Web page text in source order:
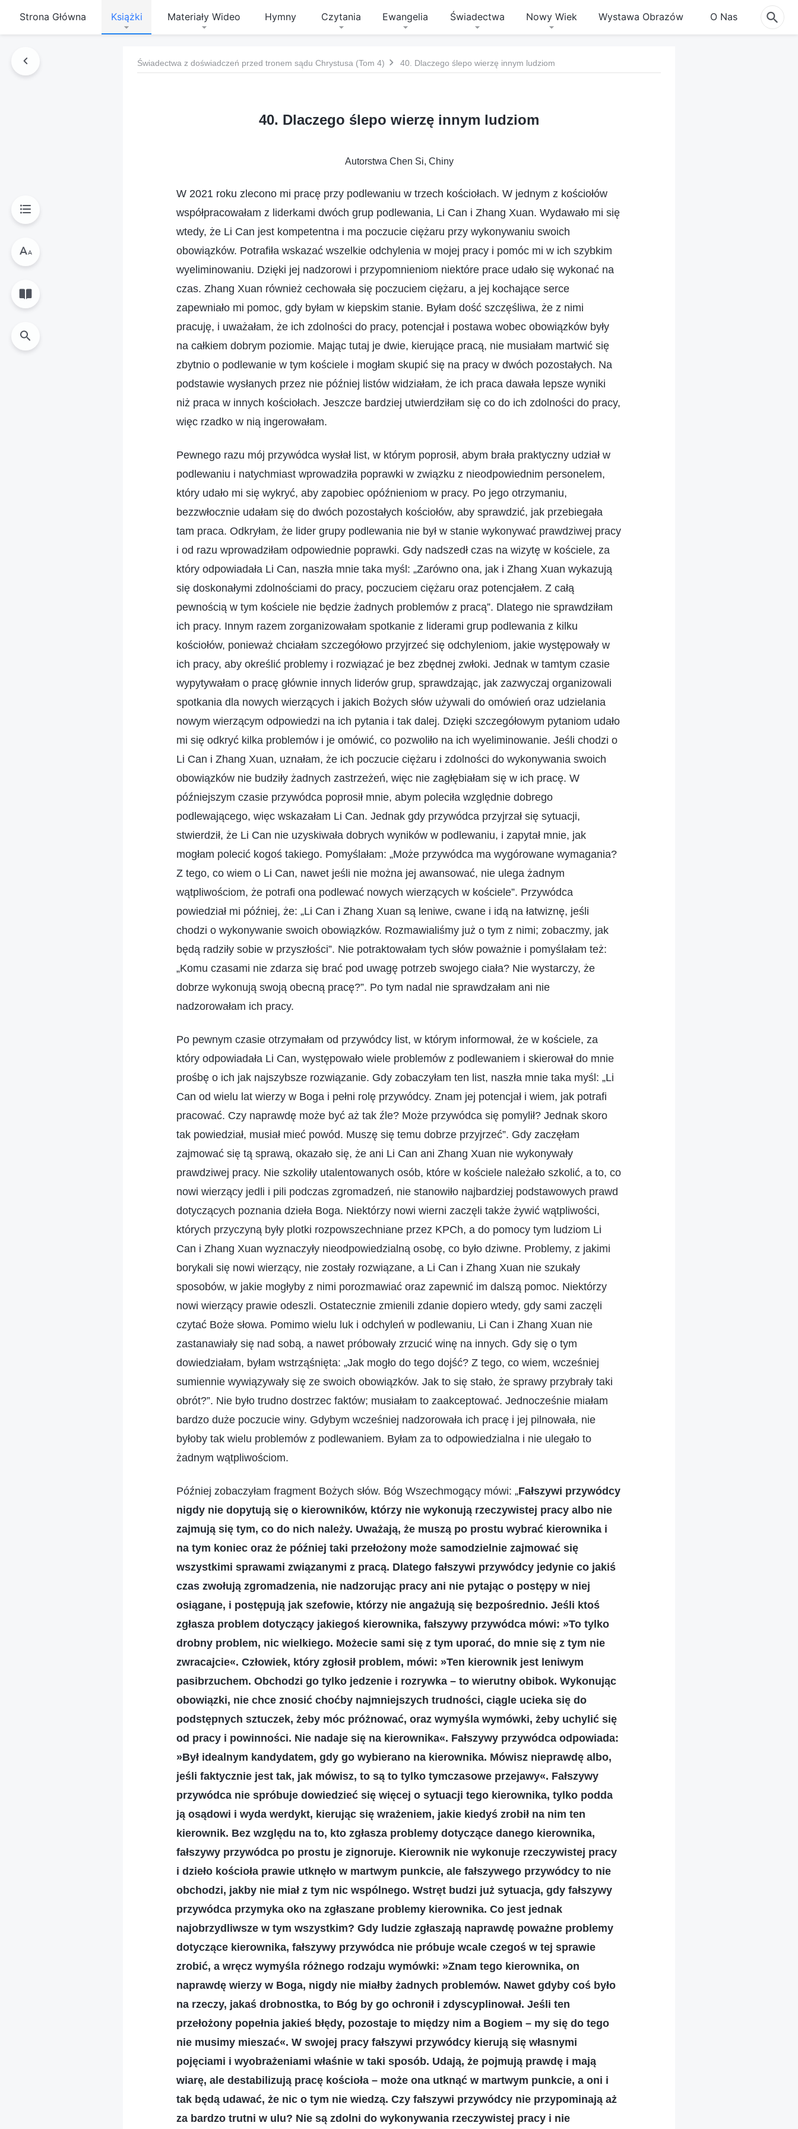
Strona Główna Książki Materiały Wideo Hymny Czytania Ewangelia Świadectwa Nowy Wiek Wystawa Obrazów O Nas
Świadectwa z doświadczeń przed tronem sądu Chrystusa (Tom 4) 40. Dlaczego ślepo wierzę innym ludziom
40. Dlaczego ślepo wierzę innym ludziom
Autorstwa Chen Si, Chiny
W 2021 roku zlecono mi pracę przy podlewaniu w trzech kościołach. W jednym z kościołów
współpracowałam z liderkami dwóch grup podlewania, Li Can i Zhang Xuan. Wydawało mi się
wtedy, że Li Can jest kompetentna i ma poczucie ciężaru przy wykonywaniu swoich
obowiązków. Potrafiła wskazać wszelkie odchylenia w mojej pracy i pomóc mi w ich szybkim
wyeliminowaniu. Dzięki jej nadzorowi i przypomnieniom niektóre prace udało się wykonać na
czas. Zhang Xuan również cechowała się poczuciem ciężaru, a jej kochające serce
zapewniało mi pomoc, gdy byłam w kiepskim stanie. Byłam dość szczęśliwa, że z nimi
pracuję, i uważałam, że ich zdolności do pracy, potencjał i postawa wobec obowiązków były
na całkiem dobrym poziomie. Mając tutaj je dwie, kierujące pracą, nie musiałam martwić się
zbytnio o podlewanie w tym kościele i mogłam skupić się na pracy w dwóch pozostałych. Na
podstawie wysłanych przez nie później listów widziałam, że ich praca dawała lepsze wyniki
niż praca w innych kościołach. Jeszcze bardziej utwierdziłam się co do ich zdolności do pracy,
więc rzadko w nią ingerowałam.
Pewnego razu mój przywódca wysłał list, w którym poprosił, abym brała praktyczny udział w
podlewaniu i natychmiast wprowadziła poprawki w związku z nieodpowiednim personelem,
który udało mi się wykryć, aby zapobiec opóźnieniom w pracy. Po jego otrzymaniu,
bezzwłocznie udałam się do dwóch pozostałych kościołów, aby sprawdzić, jak przebiegała
tam praca. Odkryłam, że lider grupy podlewania nie był w stanie wykonywać prawdziwej pracy
i od razu wprowadziłam odpowiednie poprawki. Gdy nadszedł czas na wizytę w kościele, za
który odpowiadała Li Can, naszła mnie taka myśl: „Zarówno ona, jak i Zhang Xuan wykazują
się doskonałymi zdolnościami do pracy, poczuciem ciężaru oraz potencjałem. Z całą
pewnością w tym kościele nie będzie żadnych problemów z pracą”. Dlatego nie sprawdziłam
ich pracy. Innym razem zorganizowałam spotkanie z liderami grup podlewania z kilku
kościołów, ponieważ chciałam szczegółowo przyjrzeć się odchyleniom, jakie występowały w
ich pracy, aby określić problemy i rozwiązać je bez zbędnej zwłoki. Jednak w tamtym czasie
wypytywałam o pracę głównie innych liderów grup, sprawdzając, jak zazwyczaj organizowali
spotkania dla nowych wierzących i jakich Bożych słów używali do omówień oraz udzielania
nowym wierzącym odpowiedzi na ich pytania i tak dalej. Dzięki szczegółowym pytaniom udało
mi się odkryć kilka problemów i je omówić, co pozwoliło na ich wyeliminowanie. Jeśli chodzi o
Li Can i Zhang Xuan, uznałam, że ich poczucie ciężaru i zdolności do wykonywania swoich
obowiązków nie budziły żadnych zastrzeżeń, więc nie zagłębiałam się w ich pracę. W
późniejszym czasie przywódca poprosił mnie, abym poleciła względnie dobrego
podlewającego, więc wskazałam Li Can. Jednak gdy przywódca przyjrzał się sytuacji,
stwierdził, że Li Can nie uzyskiwała dobrych wyników w podlewaniu, i zapytał mnie, jak
mogłam polecić kogoś takiego. Pomyślałam: „Może przywódca ma wygórowane wymagania?
Z tego, co wiem o Li Can, nawet jeśli nie można jej awansować, nie ulega żadnym
wątpliwościom, że potrafi ona podlewać nowych wierzących w kościele”. Przywódca
powiedział mi później, że: „Li Can i Zhang Xuan są leniwe, cwane i idą na łatwiznę, jeśli
chodzi o wykonywanie swoich obowiązków. Rozmawialiśmy już o tym z nimi; zobaczmy, jak
będą radziły sobie w przyszłości”. Nie potraktowałam tych słów poważnie i pomyślałam też:
„Komu czasami nie zdarza się brać pod uwagę potrzeb swojego ciała? Nie wystarczy, że
dobrze wykonują swoją obecną pracę?”. Po tym nadal nie sprawdzałam ani nie
nadzorowałam ich pracy.
Po pewnym czasie otrzymałam od przywódcy list, w którym informował, że w kościele, za
który odpowiadała Li Can, występowało wiele problemów z podlewaniem i skierował do mnie
prośbę o ich jak najszybsze rozwiązanie. Gdy zobaczyłam ten list, naszła mnie taka myśl: „Li
Can od wielu lat wierzy w Boga i pełni rolę przywódcy. Znam jej potencjał i wiem, jak potrafi
pracować. Czy naprawdę może być aż tak źle? Może przywódca się pomylił? Jednak skoro
tak powiedział, musiał mieć powód. Muszę się temu dobrze przyjrzeć”. Gdy zaczęłam
zajmować się tą sprawą, okazało się, że ani Li Can ani Zhang Xuan nie wykonywały
prawdziwej pracy. Nie szkoliły utalentowanych osób, które w kościele należało szkolić, a to, co
nowi wierzący jedli i pili podczas zgromadzeń, nie stanowiło najbardziej podstawowych prawd
dotyczących poznania dzieła Boga. Niektórzy nowi wierni zaczęli także żywić wątpliwości,
których przyczyną były plotki rozpowszechniane przez KPCh, a do pomocy tym ludziom Li
Can i Zhang Xuan wyznaczyły nieodpowiedzialną osobę, co było dziwne. Problemy, z jakimi
borykali się nowi wierzący, nie zostały rozwiązane, a Li Can i Zhang Xuan nie szukały
sposobów, w jakie mogłyby z nimi porozmawiać oraz zapewnić im dalszą pomoc. Niektórzy
nowi wierzący prawie odeszli. Ostatecznie zmienili zdanie dopiero wtedy, gdy sami zaczęli
czytać Boże słowa. Pomimo wielu luk i odchyleń w podlewaniu, Li Can i Zhang Xuan nie
zastanawiały się nad sobą, a nawet próbowały zrzucić winę na innych. Gdy się o tym
dowiedziałam, byłam wstrząśnięta: „Jak mogło do tego dojść? Z tego, co wiem, wcześniej
sumiennie wywiązywały się ze swoich obowiązków. Jak to się stało, że sprawy przybrały taki
obrót?”. Nie było trudno dostrzec faktów; musiałam to zaakceptować. Jednocześnie miałam
bardzo duże poczucie winy. Gdybym wcześniej nadzorowała ich pracę i jej pilnowała, nie
byłoby tak wielu problemów z podlewaniem. Byłam za to odpowiedzialna i nie ulegało to
żadnym wątpliwościom.
Później zobaczyłam fragment Bożych słów. Bóg Wszechmogący mówi: „Fałszywi przywódcy
nigdy nie dopytują się o kierowników, którzy nie wykonują rzeczywistej pracy albo nie
zajmują się tym, co do nich należy. Uważają, że muszą po prostu wybrać kierownika i
na tym koniec oraz że później taki przełożony może samodzielnie zajmować się
wszystkimi sprawami związanymi z pracą. Dlatego fałszywi przywódcy jedynie co jakiś
czas zwołują zgromadzenia, nie nadzorując pracy ani nie pytając o postępy w niej
osiągane, i postępują jak szefowie, którzy nie angażują się bezpośrednio. Jeśli ktoś
zgłasza problem dotyczący jakiegoś kierownika, fałszywy przywódca mówi: »To tylko
drobny problem, nic wielkiego. Możecie sami się z tym uporać, do mnie się z tym nie
zwracajcie«. Człowiek, który zgłosił problem, mówi: »Ten kierownik jest leniwym
pasibrzuchem. Obchodzi go tylko jedzenie i rozrywka – to wierutny obibok. Wykonując
obowiązki, nie chce znosić choćby najmniejszych trudności, ciągle ucieka się do
podstępnych sztuczek, żeby móc próżnować, oraz wymyśla wymówki, żeby uchylić się
od pracy i powinności. Nie nadaje się na kierownika«. Fałszywy przywódca odpowiada:
»Był idealnym kandydatem, gdy go wybierano na kierownika. Mówisz nieprawdę albo,
jeśli faktycznie jest tak, jak mówisz, to są to tylko tymczasowe przejawy«. Fałszywy
przywódca nie spróbuje dowiedzieć się więcej o sytuacji tego kierownika, tylko podda
ją osądowi i wyda werdykt, kierując się wrażeniem, jakie kiedyś zrobił na nim ten
kierownik. Bez względu na to, kto zgłasza problemy dotyczące danego kierownika,
fałszywy przywódca po prostu je zignoruje. Kierownik nie wykonuje rzeczywistej pracy
i dzieło kościoła prawie utknęło w martwym punkcie, ale fałszywego przywódcy to nie
obchodzi, jakby nie miał z tym nic wspólnego. Wstręt budzi już sytuacja, gdy fałszywy
przywódca przymyka oko na zgłaszane problemy kierownika. Co jest jednak
najobrzydliwsze w tym wszystkim? Gdy ludzie zgłaszają naprawdę poważne problemy
dotyczące kierownika, fałszywy przywódca nie próbuje wcale czegoś w tej sprawie
zrobić, a wręcz wymyśla różnego rodzaju wymówki: »Znam tego kierownika, on
naprawdę wierzy w Boga, nigdy nie miałby żadnych problemów. Nawet gdyby coś było
na rzeczy, jakaś drobnostka, to Bóg by go ochronił i zdyscyplinował. Jeśli ten
przełożony popełnia jakieś błędy, pozostaje to między nim a Bogiem – my się do tego
nie musimy mieszać«. W swojej pracy fałszywi przywódcy kierują się własnymi
pojęciami i wyobrażeniami właśnie w taki sposób. Udają, że pojmują prawdę i mają
wiarę, ale destabilizują pracę kościoła – może ona utknąć w martwym punkcie, a oni i
tak będą udawać, że nic o tym nie wiedzą. Czy fałszywi przywódcy nie przypominają aż
za bardzo trutni w ulu? Nie są zdolni do wykonywania rzeczywistej pracy i nie